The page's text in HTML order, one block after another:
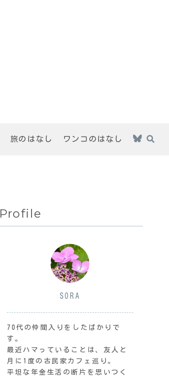
旅のはなし ワンコのはなし
Profile
SORA
70代の仲間入りをしたばかりで
す。
最近ハマっていることは、友人と
月に1度の古民家カフェ巡り。
平坦な年金生活の断片を思いつく